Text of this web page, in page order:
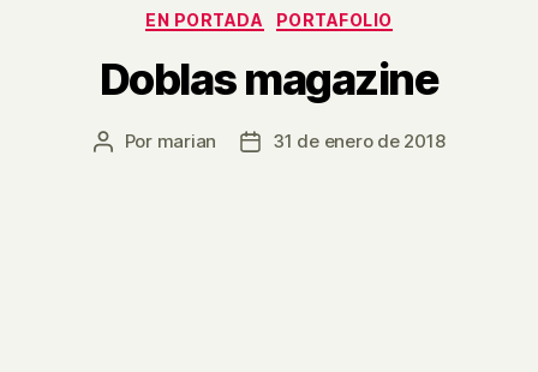
Categorías
EN PORTADA PORTAFOLIO
Doblas magazine
Autor
Por marian
Fecha31 de enero de 2018